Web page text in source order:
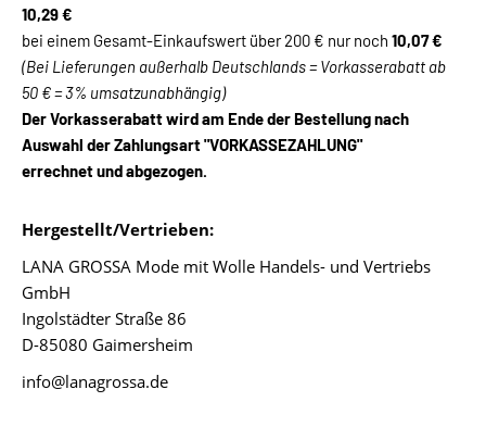
10,29 €
bei einem Gesamt-Einkaufswert über 200 € nur noch 10,07 €
(Bei Lieferungen außerhalb Deutschlands = Vorkasserabatt ab
50 € = 3% umsatzunabhängig)
Der Vorkasserabatt wird am Ende der Bestellung nach
Auswahl der Zahlungsart "VORKASSEZAHLUNG"
errechnet und abgezogen.
Hergestellt/Vertrieben:
LANA GROSSA Mode mit Wolle Handels- und Vertriebs
GmbH
Ingolstädter Straße 86
D-85080 Gaimersheim
info@lanagrossa.de